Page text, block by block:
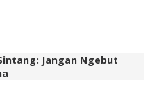
Jangan Ngebut